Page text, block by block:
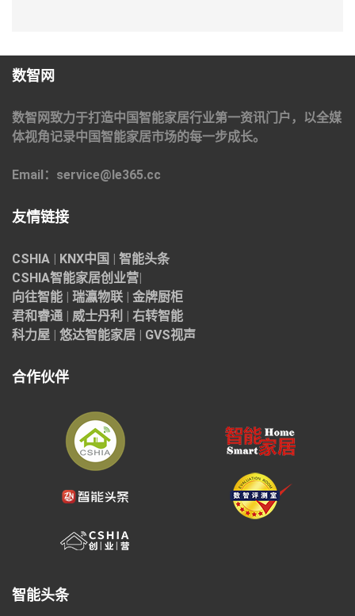
数智网
数智网致力于打造中国智能家居行业第一资讯门户，以全媒
体视角记录中国智能家居市场的每一步成长。
Email：service@le365.cc
友情链接
CSHIA KNX中国
智能头条
CSHIA智能家居创业营
向往智能
瑞瀛物联
金牌厨柜
君和睿通
威士丹利
右转智能
科力屋
悠达智能家居 GVS视声
合作伙伴
智能头条